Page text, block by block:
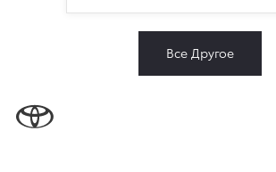
Все Другое